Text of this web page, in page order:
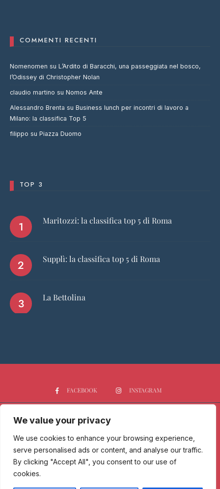
We value your privacy
We use cookies to enhance your browsing experience,
serve personalised ads or content, and analyse our traffic.
By clicking "Accept All", you consent to our use of
cookies.
COMMENTI RECENTI
Nomenomen su L’Ardito di Baracchi, una passeggiata nel bosco,
l’Odissey di Christopher Nolan
claudio martino su Nomos Ante
Alessandro Brenta su Business lunch per incontri di lavoro a
Milano: la classifica Top 5
filippo su Piazza Duomo
TOP 3
Maritozzi: la classifica top 5 di Roma
Supplì: la classifica top 5 di Roma
La Bettolina
FACEBOOK INSTAGRAM
HOME CHI SIAMO
NEWS
Passione Gourmet è una testata giornalistica registrata presso il
Tribunale di Milano con n° 173/2017 il 09/06/2017 - Iscrizione al ROC